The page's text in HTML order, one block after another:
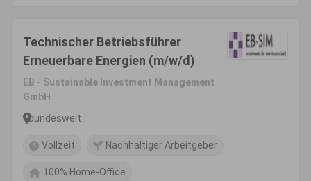
Technischer Betriebsführer
Erneuerbare Energien (m/w/d)
EB - Sustainable Investment Management
GmbH
bundesweit
Vollzeit Nachhaltiger Arbeitgeber
100% Home-Office